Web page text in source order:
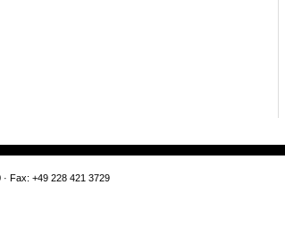
Fax: +49 228 421 3729